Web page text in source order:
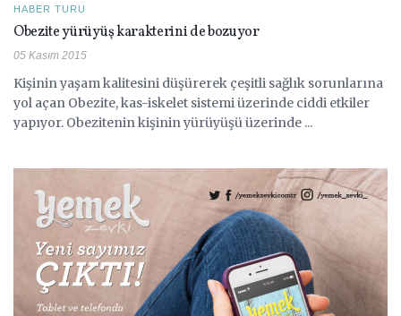
HABER TURU
Obezite yürüyüş karakterini de bozuyor
05 Kasım 2015
Kişinin yaşam kalitesini düşürerek çeşitli sağlık sorunlarına
yol açan Obezite, kas-iskelet sistemi üzerinde ciddi etkiler
yapıyor. Obezitenin kişinin yürüyüşü üzerinde ...